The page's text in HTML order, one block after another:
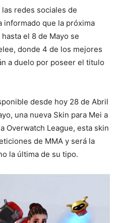
redes sociales de
informado que la próxima
el 8 de Mayo se
donde 4 de los mejores
a duelo por poseer el titulo
desde hoy 28 de Abril
una nueva Skin para Mei a
Overwatch League, esta skin
de MMA y será la
la última de su tipo.